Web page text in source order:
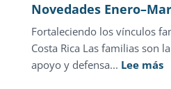
Novedades
Fortaleciendo los vínculos
Costa Rica Las familias son
apoyo y defensa... Lee más: